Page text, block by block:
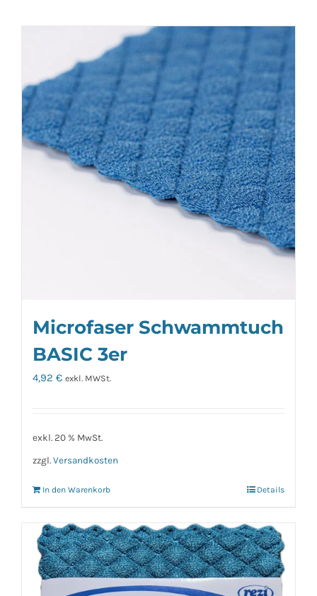
Microfaser Schwammtuch
BASIC 3er
4,92 € exkl. MWSt.
exkl. 20 % MwSt.
zzgl. Versandkosten
In den Warenkorb Details